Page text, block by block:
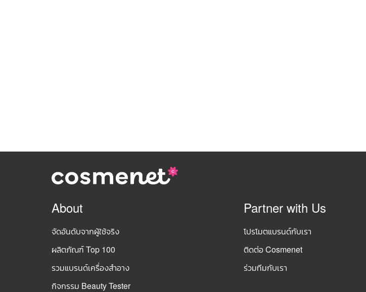
About
จัดอันดับจากผู้ใช้จริง
ผลิตภัณฑ์ Top 100
รวมแบรนด์เครื่องสำอาง
กิจกรรม Beauty Tester
Partner with Us
โปรโมตแบรนด์กับเรา
ติดต่อ Cosmenet
ร่วมทีมกับเรา